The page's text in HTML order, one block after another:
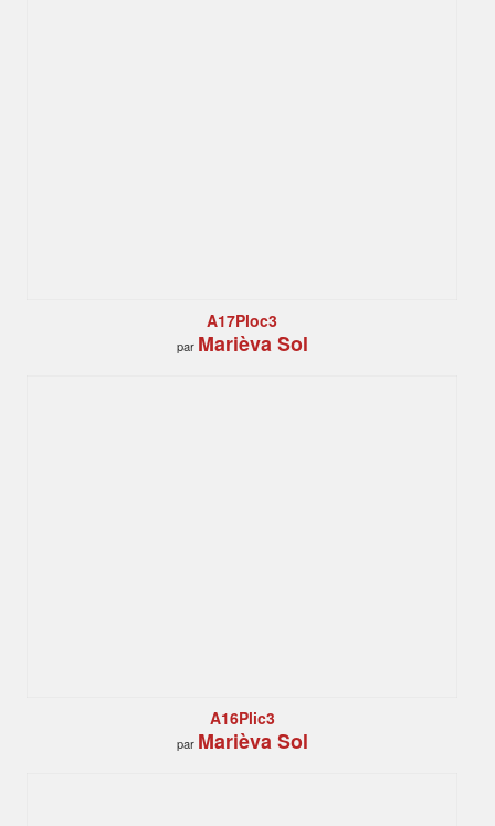
A17Ploc3
par Marièva Sol
A16Plic3
par Marièva Sol